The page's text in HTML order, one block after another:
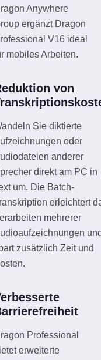
Anywhere
ergänzt Dragon
V16 ideal
mobiles Arbeiten.
von
Sie diktierte
oder
anderer
direkt am PC in
um. Die Batch-
erleichtert
mehrerer
zusätzlich Zeit und
Professional
erweiterte